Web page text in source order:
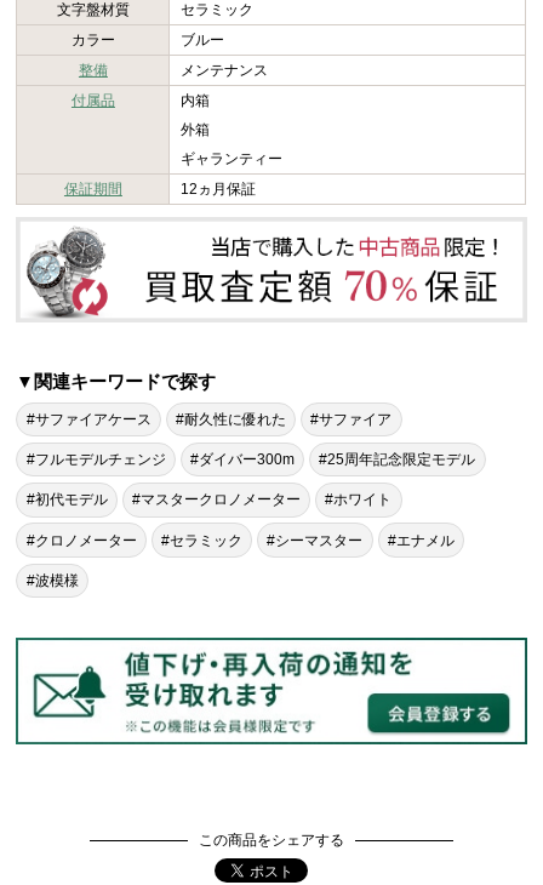
文字盤材質
セラミック
カラー
ブルー
整備
メンテナンス
付属品
内箱
外箱
ギャランティー
保証期間
12ヵ月保証
▼関連キーワードで探す
#サファイアケース #耐久性に優れた #サファイア
#フルモデルチェンジ #ダイバー300m #25周年記念限定モデル
#初代モデル #マスタークロノメーター #ホワイト
#クロノメーター #セラミック #シーマスター #エナメル
#波模様
この商品をシェアする